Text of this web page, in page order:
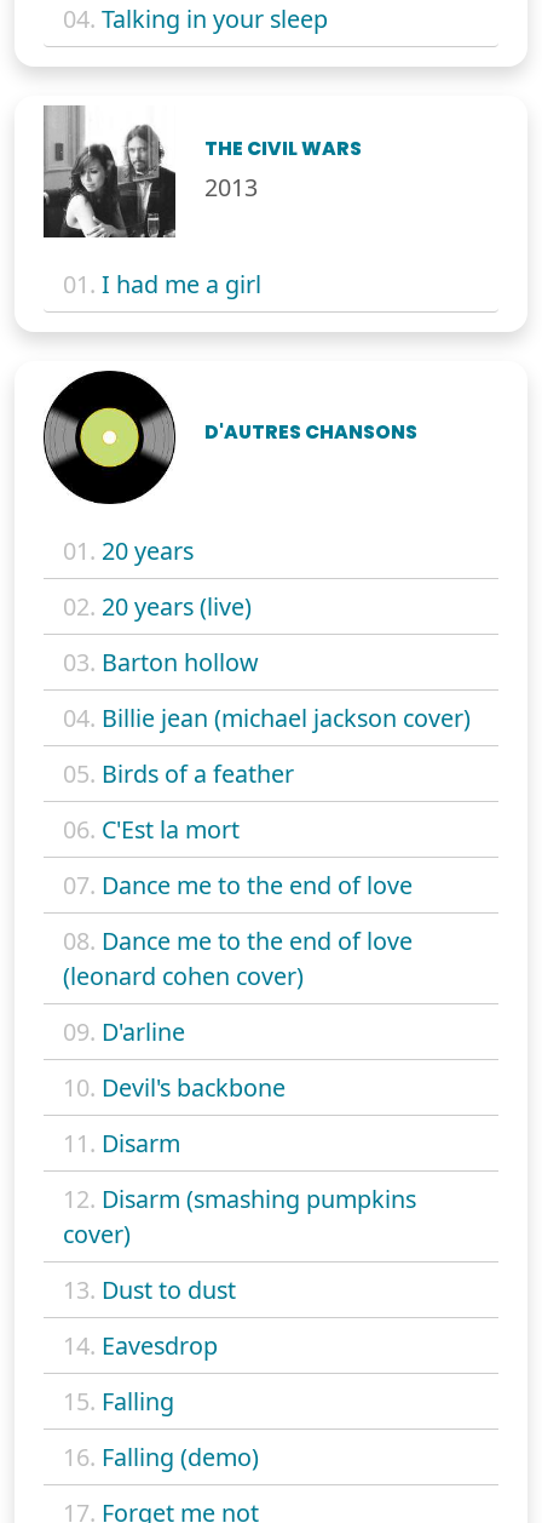
04. Talking in your sleep
THE CIVIL WARS
2013
01. I had me a girl
D'AUTRES CHANSONS
01. 20 years
02. 20 years (live)
03. Barton hollow
04. Billie jean (michael jackson cover)
05. Birds of a feather
06. C'Est la mort
07. Dance me to the end of love
08. Dance me to the end of love
(leonard cohen cover)
09. D'arline
10. Devil's backbone
11. Disarm
12. Disarm (smashing pumpkins
cover)
13. Dust to dust
14. Eavesdrop
15. Falling
16. Falling (demo)
17. Forget me not